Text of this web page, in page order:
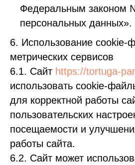
Федеральным законом
персональных данных».
6. Использование cookie-
метрических сервисов
6.1. Сайт https://tortuga-
использовать cookie-
для корректной работы
пользовательских
посещаемости и
работы сайта.
6.2. Сайт может